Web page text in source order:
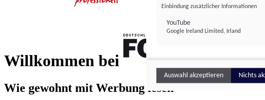
Willkommen bei
FONDS professionell
Wie gewohnt mit Werbung lesen
Einbindung zusätzlicher Informationen
YouTube
Google Ireland Limited, Irland
Auswahl akzeptieren Nichts